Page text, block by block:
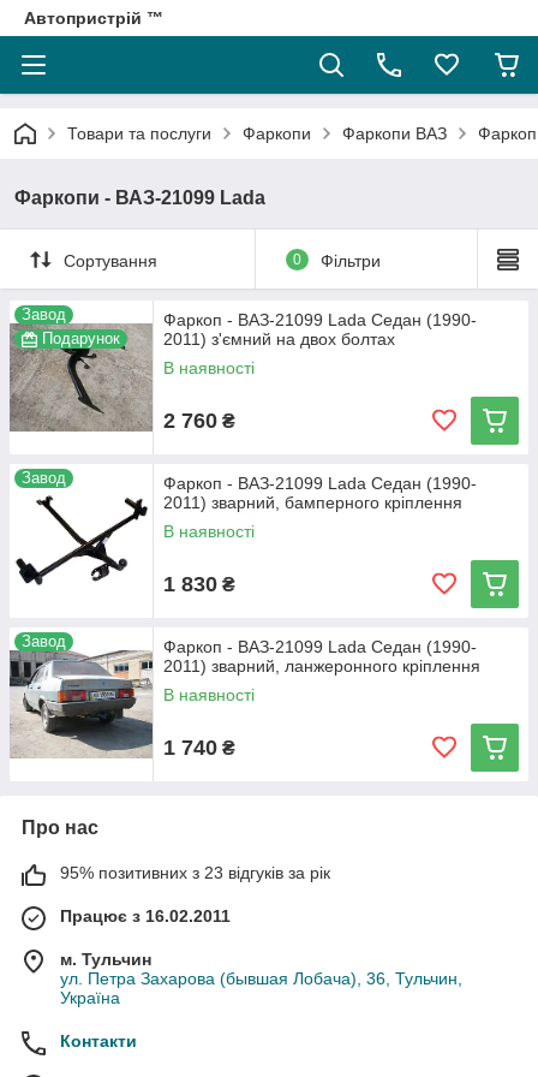
Автопристрій ™
Товари та послуги Фаркопи Фаркопи ВАЗ
Фаркопи - ВАЗ-21099 Lada
Сортування 0 Фільтри
Завод
Подарунок
Фаркоп - ВАЗ-21099 Lada Седан (1990-
2011) з'ємний на двох болтах
В наявності
2 760 ₴
Завод
Фаркоп - ВАЗ-21099 Lada Седан (1990-
2011) зварний, бамперного кріплення
В наявності
1 830 ₴
Завод
Фаркоп - ВАЗ-21099 Lada Седан (1990-
2011) зварний, ланжеронного кріплення
В наявності
1 740 ₴
Про нас
95% позитивних з 23 відгуків за рік
Працює з 16.02.2011
м. Тульчин
ул. Петра Захарова (бывшая Лобача), 36, Тульчин,
Україна
Контакти